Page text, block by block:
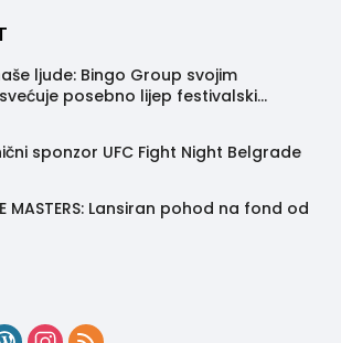
ljude: Bingo Group svojim
posebno lijep festivalski
sponzor UFC Fight Night Belgrade
MASTERS: Lansiran pohod na fond od